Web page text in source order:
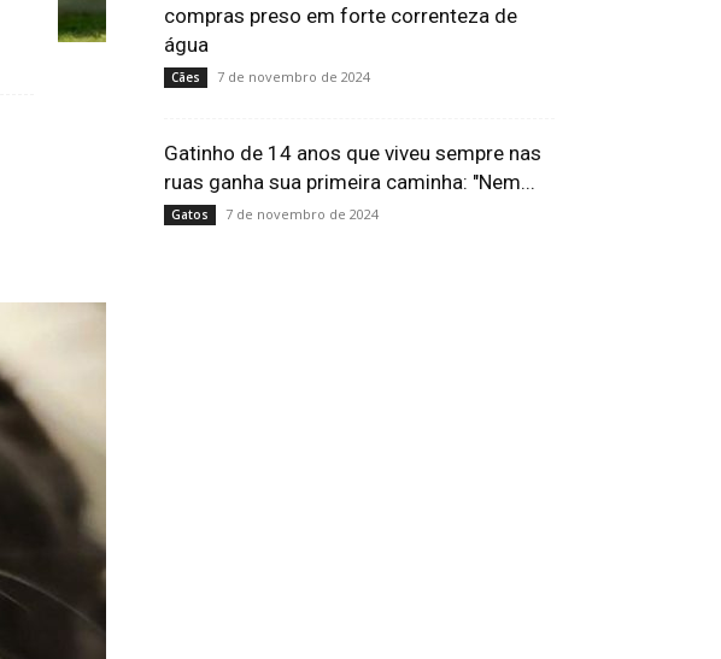
compras preso em forte correnteza de
água
Cães 7 de novembro de 2024
Gatinho de 14 anos que viveu sempre nas
ruas ganha sua primeira caminha: "Nem...
Gatos 7 de novembro de 2024